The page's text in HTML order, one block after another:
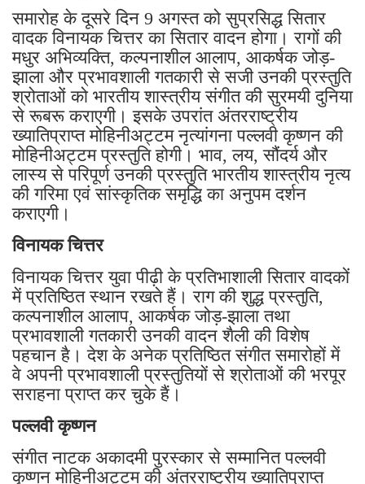
समारोह के दूसरे दिन 9 अगस्त को सुप्रसिद्ध सितार
वादक विनायक चित्तर का सितार वादन होगा। रागों की
मधुर अभिव्यक्ति, कल्पनाशील आलाप, आकर्षक जोड़-
झाला और प्रभावशाली गतकारी से सजी उनकी प्रस्तुति
श्रोताओं को भारतीय शास्त्रीय संगीत की सुरमयी दुनिया
से रूबरू कराएगी। इसके उपरांत अंतरराष्ट्रीय
ख्यातिप्राप्त मोहिनीअट्टम नृत्यांगना पल्लवी कृष्णन की
मोहिनीअट्टम प्रस्तुति होगी। भाव, लय, सौंदर्य और
लास्य से परिपूर्ण उनकी प्रस्तुति भारतीय शास्त्रीय नृत्य
की गरिमा एवं सांस्कृतिक समृद्धि का अनुपम दर्शन
कराएगी।
विनायक चित्तर
विनायक चित्तर युवा पीढ़ी के प्रतिभाशाली सितार वादकों
में प्रतिष्ठित स्थान रखते हैं। राग की शुद्ध प्रस्तुति,
कल्पनाशील आलाप, आकर्षक जोड़-झाला तथा
प्रभावशाली गतकारी उनकी वादन शैली की विशेष
पहचान है। देश के अनेक प्रतिष्ठित संगीत समारोहों में
वे अपनी प्रभावशाली प्रस्तुतियों से श्रोताओं की भरपूर
सराहना प्राप्त कर चुके हैं।
पल्लवी कृष्णन
संगीत नाटक अकादमी पुरस्कार से सम्मानित पल्लवी
कृष्णन मोहिनीअट्टम की अंतरराष्ट्रीय ख्यातिप्राप्त